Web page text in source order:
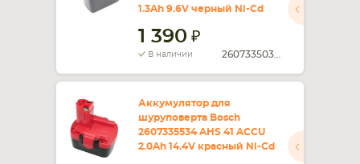
1.3Ah 9.6V черный Ni-Cd
1 390
В наличии
Аккумулятор для
шуруповерта Bosch
2607335534 AHS 41 ACCU
2.0Ah 14.4V красный Ni-Cd